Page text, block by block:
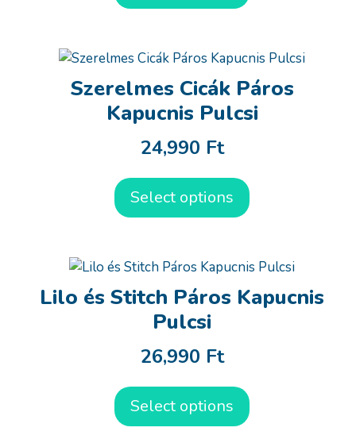
Szerelmes Cicák Páros
Kapucnis Pulcsi
24,990 Ft
Select options
Lilo és Stitch Páros Kapucnis
Pulcsi
26,990 Ft
Select options